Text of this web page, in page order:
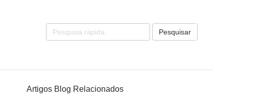
Pesquisar
Artigos Blog Relacionados